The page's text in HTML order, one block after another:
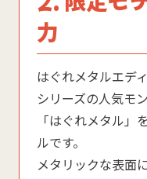
力
はぐれメタルエデ
シリーズの人気モ
「はぐれメタル」
ルです。
メタリックな表面